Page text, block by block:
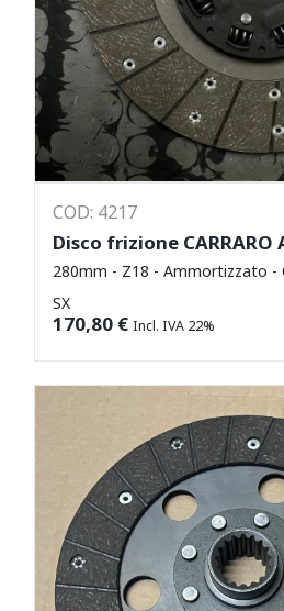
COD: 4217
Disco frizione CARRARO
280mm - Z18 - Ammortizzato -
SX
170,80 € Incl. IVA 22%